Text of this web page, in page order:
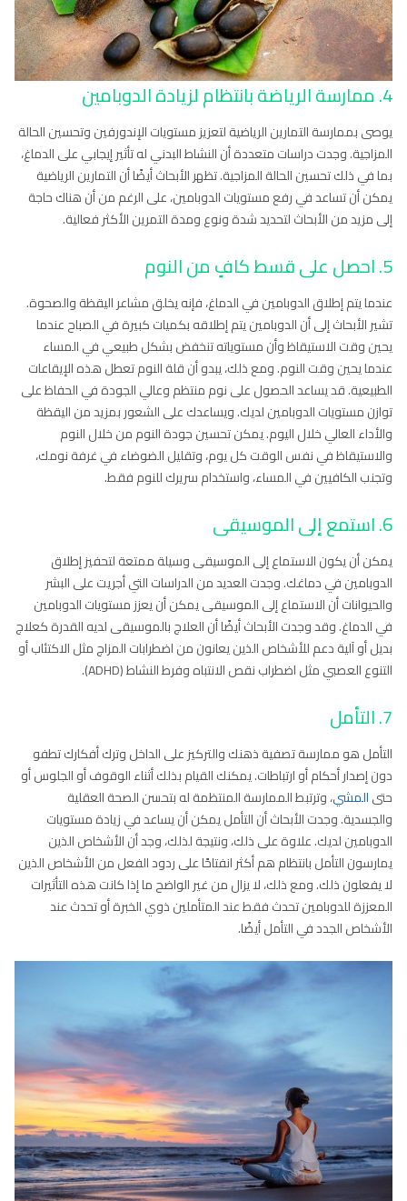
4. ممارسة الرياضة بانتظام لزيادة الدوبامين
يوصى بممارسة التمارين الرياضية لتعزيز مستويات الإندورفين وتحسين الحالة
المزاجية. وجدت دراسات متعددة أن النشاط البدني له تأثير إيجابي على الدماغ،
بما في ذلك تحسين الحالة المزاجية. تظهر الأبحاث أيضًا أن التمارين الرياضية
يمكن أن تساعد في رفع مستويات الدوبامين، على الرغم من أن هناك حاجة
إلى مزيد من الأبحاث لتحديد شدة ونوع ومدة التمرين الأكثر فعالية.
5. احصل على قسط كافٍ من النوم
عندما يتم إطلاق الدوبامين في الدماغ، فإنه يخلق مشاعر اليقظة والصحوة.
تشير الأبحاث إلى أن الدوبامين يتم إطلاقه بكميات كبيرة في الصباح عندما
يحين وقت الاستيقاظ وأن مستوياته تنخفض بشكل طبيعي في المساء
عندما يحين وقت النوم. ومع ذلك، يبدو أن قلة النوم تعطل هذه الإيقاعات
الطبيعية. قد يساعد الحصول على نوم منتظم وعالي الجودة في الحفاظ على
توازن مستويات الدوبامين لديك. ويساعدك على الشعور بمزيد من اليقظة
والأداء العالي خلال اليوم. يمكن تحسين جودة النوم من خلال النوم
والاستيقاظ في نفس الوقت كل يوم، وتقليل الضوضاء في غرفة نومك،
وتجنب الكافيين في المساء، واستخدام سريرك للنوم فقط.
6. استمع إلى الموسيقى
يمكن أن يكون الاستماع إلى الموسيقى وسيلة ممتعة لتحفيز إطلاق
الدوبامين في دماغك. وجدت العديد من الدراسات التي أجريت على البشر
والحيوانات أن الاستماع إلى الموسيقى يمكن أن يعزز مستويات الدوبامين
في الدماغ. وقد وجدت الأبحاث أيضًا أن العلاج بالموسيقى لديه القدرة كعلاج
بديل أو آلية دعم للأشخاص الذين يعانون من اضطرابات المزاج مثل الاكتئاب أو
التنوع العصبي مثل اضطراب نقص الانتباه وفرط النشاط (ADHD).
7. التأمل
التأمل هو ممارسة تصفية ذهنك والتركيز على الداخل وترك أفكارك تطفو
دون إصدار أحكام أو ارتباطات. يمكنك القيام بذلك أثناء الوقوف أو الجلوس أو
حتىالمشي، وترتبط الممارسة المنتظمة له بتحسن الصحة العقلية
والجسدية. وجدت الأبحاث أن التأمل يمكن أن يساعد في زيادة مستويات
الدوبامين لديك. علاوة على ذلك، ونتيجة لذلك، وجد أن الأشخاص الذين
يمارسون التأمل بانتظام هم أكثر انفتاحًا على ردود الفعل من الأشخاص الذين
لا يفعلون ذلك. ومع ذلك، لا يزال من غير الواضح ما إذا كانت هذه التأثيرات
المعززة للدوبامين تحدث فقط عند المتأملين ذوي الخبرة أو تحدث عند
الأشخاص الجدد في التأمل أيضًا.